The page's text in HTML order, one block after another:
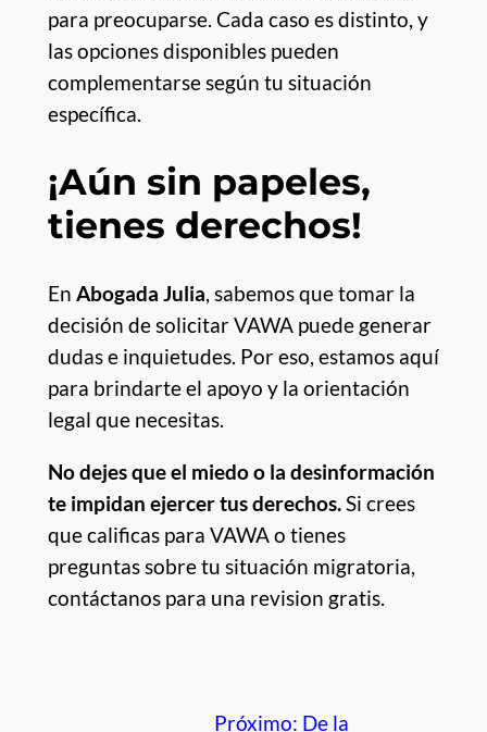
para preocuparse. Cada caso es distinto, y
las opciones disponibles pueden
complementarse según tu situación
específica.
¡Aún sin papeles,
tienes derechos!
En Abogada Julia, sabemos que tomar la
decisión de solicitar VAWA puede generar
dudas e inquietudes. Por eso, estamos aquí
para brindarte el apoyo y la orientación
legal que necesitas.
No dejes que el miedo o la desinformación
te impidan ejercer tus derechos.Si crees
que calificas para VAWA o tienes
preguntas sobre tu situación migratoria,
contáctanos para una revision gratis.
Próximo: De la